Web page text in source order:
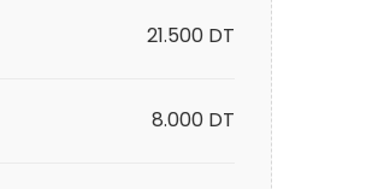
21.500 DT
8.000 DT